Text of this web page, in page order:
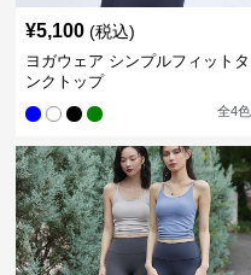
¥5,100 (税込)
ヨガウェア シンプルフィットタ
ンクトップ
全4色